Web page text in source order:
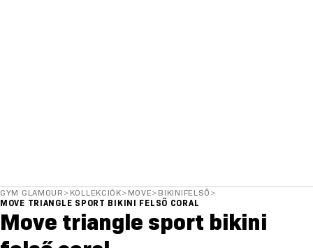
GYM GLAMOUR > KOLLEKCIÓK> MOVE> BIKINIFELSŐ >
MOVE TRIANGLE SPORT BIKINI FELSŐ CORAL
Move triangle sport bikini